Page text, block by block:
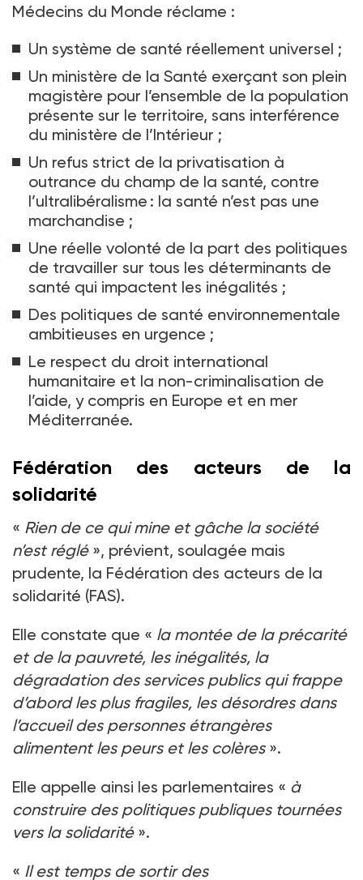
Médecins du Monde réclame :
Un système de santé réellement universel ;
Un ministère de la Santé exerçant son plein
magistère pour l’ensemble de la population
présente sur le territoire, sans interférence
du ministère de l’Intérieur ;
Un refus strict de la privatisation à
outrance du champ de la santé, contre
l’ultralibéralisme : la santé n’est pas une
marchandise ;
Une réelle volonté de la part des politiques
de travailler sur tous les déterminants de
santé qui impactent les inégalités ;
Des politiques de santé environnementale
ambitieuses en urgence ;
Le respect du droit international
humanitaire et la non-criminalisation de
l’aide, y compris en Europe et en mer
Méditerranée.
Fédération des acteurs de la
solidarité
« Rien de ce qui mine et gâche la société
n’est réglé», prévient, soulagée mais
prudente, la Fédération des acteurs de la
solidarité (FAS).
Elle constate que « la montée de la précarité
et de la pauvreté, les inégalités, la
dégradation des services publics qui frappe
d’abord les plus fragiles, les désordres dans
l’accueil des personnes étrangères
alimentent les peurs et les colères».
Elle appelle ainsi les parlementaires « à
construire des politiques publiques tournées
vers la solidarité».
« Il est temps de sortir des